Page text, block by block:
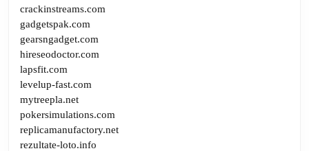
crackinstreams.com
gadgetspak.com
gearsngadget.com
hireseodoctor.com
lapsfit.com
levelup-fast.com
mytreepla.net
pokersimulations.com
replicamanufactory.net
rezultate-loto.info